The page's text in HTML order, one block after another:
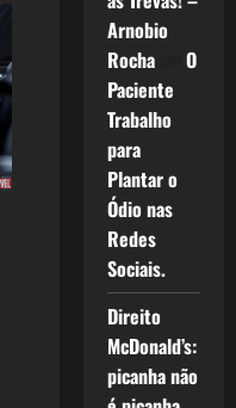
Arnobio
Rochaem O
Paciente
Trabalho
para
Plantar o
Ódio nas
Redes
Sociais.
Direito
McDonald’s:
picanha não